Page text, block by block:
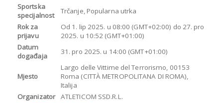
Sportska
specijalnost
Trčanje, Popularna utrka
Rok za
prijavu
Od 1. lip 2025. u 08:00 (GMT+02:00) do 27. pro
2025. u 10:52 (GMT+01:00)
Datum
događaja
31. pro 2025. u 14:00 (GMT+01:00)
Mjesto
Largo delle Vittime del Terrorismo, 00153
Roma (CITTÀ METROPOLITANA DI ROMA),
Italija
Organizator
ATLETICOM SSD.R.L.